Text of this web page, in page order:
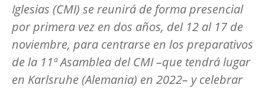
Iglesias (CMI) se reunirá de forma presencial
por primera vez en dos años, del 12 al 17 de
noviembre, para centrarse en los preparativos
de la 11ª Asamblea del CMI –que tendrá lugar
en Karlsruhe (Alemania) en 2022– y celebrar